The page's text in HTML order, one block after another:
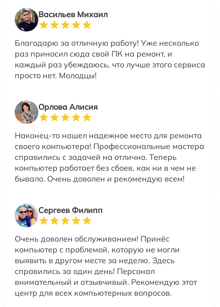
Васильев Михаил
Благодарю за отличную работу! Уже несколько
раз приносил сюда свой ПК на ремонт, и
каждый раз убеждаюсь, что лучше этого сервиса
просто нет. Молодцы!
Орлова Алисия
Наконец-то нашел надежное место для ремонта
своего компьютера! Профессиональные мастера
справились с задачей на отлично. Теперь
компьютер работает без сбоев, как ни в чем не
бывало. Очень доволен и рекомендую всем!
Сергеев Филипп
Очень доволен обслуживанием! Принёс
компьютер с проблемой, которую не могли
выявить в другом месте за неделю. Здесь
справились за один день! Персонал
внимательный и отзывчивый. Рекомендую этот
центр для всех компьютерных вопросов.